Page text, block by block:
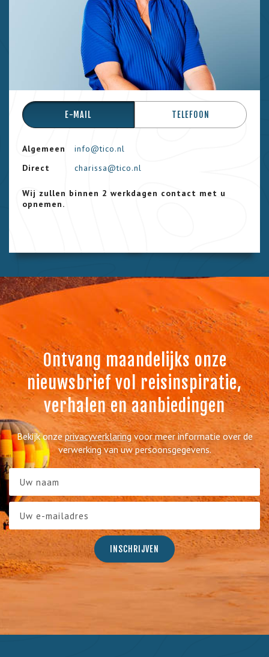
E-MAIL TELEFOON
Algemeen
info@tico.nl
Direct
charissa@tico.nl
Wij zullen binnen 2 werkdagen contact met u
opnemen.
Ontvang maandelijks onze
nieuwsbrief vol reisinspiratie,
verhalen en aanbiedingen
Bekijk onzeprivacyverklaringvoor meer informatie over de
verwerking van uw persoonsgegevens.